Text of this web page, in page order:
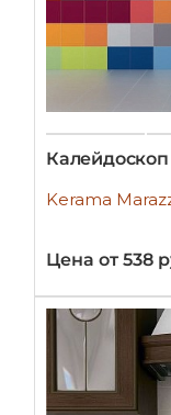
Калейдоскоп
Kerama
Цена от 538